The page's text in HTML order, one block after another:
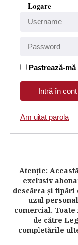
Logare
Pastrează-mă
Am uitat parola
Atenţie:
exclusiv
descărca şi tipări
uzul
comercial.
de către
completările